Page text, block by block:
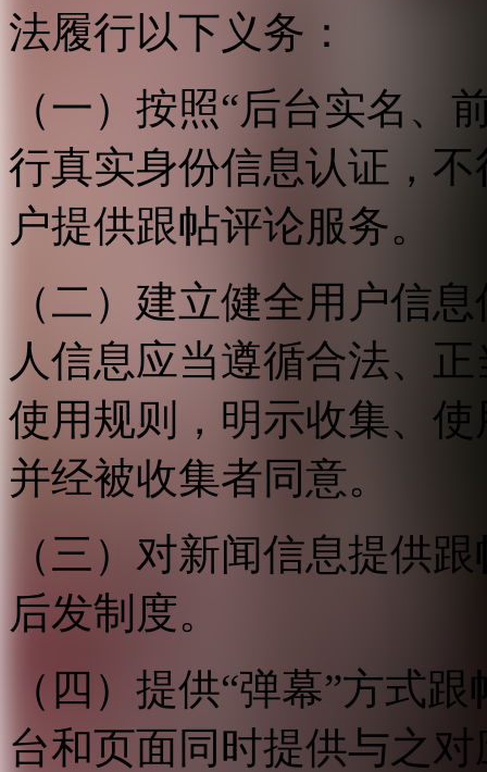
法履行以下义务：
（一）按照“后台实名、
行真实身份信息认证，
户提供跟帖评论服务。
（二）建立健全用户信
人信息应当遵循合法、
使用规则，明示收集、
并经被收集者同意。
（三）对新闻信息提供
后发制度。
（四）提供“弹幕”方式
台和页面同时提供与之